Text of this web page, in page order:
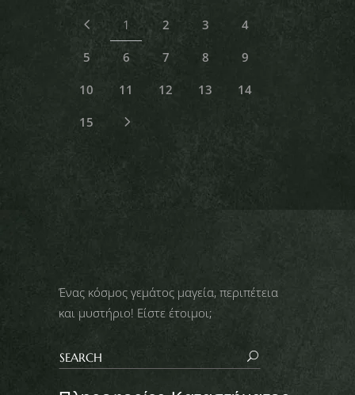
1 2 3 4
5 6 7 8 9
10 11 12 13 14
15
Ένας κόσμος γεμάτος μαγεία, περιπέτεια
και μυστήριο! Είστε έτοιμοι;